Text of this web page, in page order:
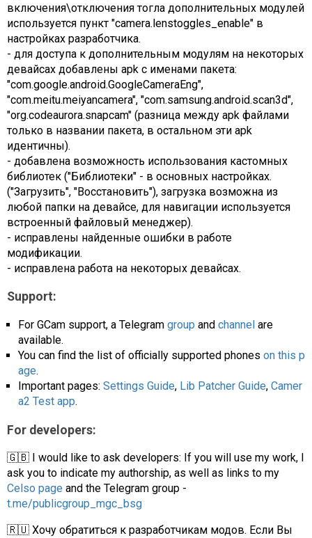
включения\отключения тогла дополнительных модулей
используется пункт "camera.lenstoggles_enable" в
настройках разработчика.
- для доступа к дополнительным модулям на некоторых
девайсах добавлены apk с именами пакета:
"com.google.android.GoogleCameraEng",
"com.meitu.meiyancamera", "com.samsung.android.scan3d",
"org.codeaurora.snapcam" (разница между apk файлами
только в названии пакета, в остальном эти apk
идентичны).
- добавлена возможность использования кастомных
библиотек ("Библиотеки" - в основных настройках.
("Загрузить", "Восстановить"), загрузка возможна из
любой папки на девайсе, для навигации используется
встроенный файловый менеджер).
- исправлены найденные ошибки в работе
модификации.
- исправлена работа на некоторых девайсах.
Support:
For GCam support, a Telegram group and channel are
available.
You can find the list of officially supported phones on this p
age.
Important pages: Settings Guide, Lib Patcher Guide, Camer
a2 Test app.
For developers:
🇬🇧 I would like to ask developers: If you will use my work, I
ask you to indicate my authorship, as well as links to my
Celso page and the Telegram group -
t.me/publicgroup_mgc_bsg
🇷🇺 Хочу обратиться к разработчикам модов. Если Вы